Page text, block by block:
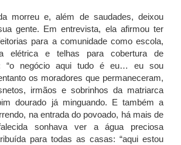
morreu e, além de saudades, deixou
gente. Em entrevista, ela afirmou ter
para a comunidade como escola,
elétrica e telhas para cobertura de
“o negócio aqui tudo é eu… eu sou
os moradores que permaneceram,
irmãos e sobrinhos da matriarca
dourado já minguando. E também a
na entrada do povoado, há mais de
sonhava ver a água preciosa
para todas as casas: “aqui estou